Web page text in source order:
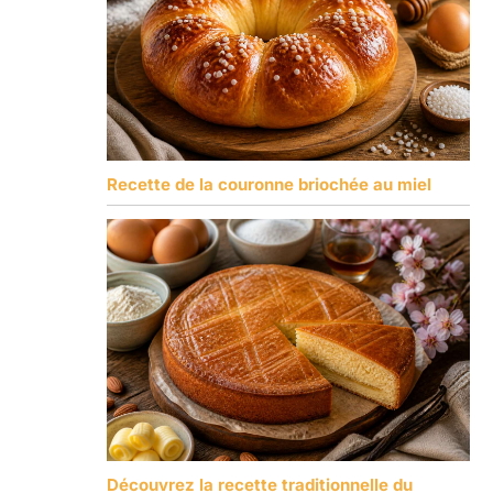
Recette de la couronne briochée au miel
Découvrez la recette traditionnelle du